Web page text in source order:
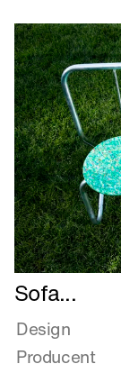
Læs
mere
om
Sofa...
Sofa...
Design
Producent